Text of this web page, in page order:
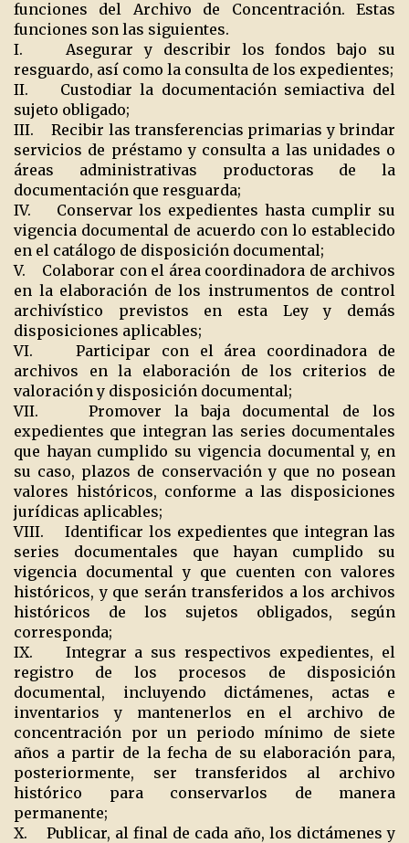
funciones del Archivo de Concentración. Estas
funciones son las siguientes.
I. Asegurar y describir los fondos bajo su
resguardo, así como la consulta de los expedientes;
II. Custodiar la documentación semiactiva del
sujeto obligado;
III. Recibir las transferencias primarias y brindar
servicios de préstamo y consulta a las unidades o
áreas administrativas productoras de la
documentación que resguarda;
IV. Conservar los expedientes hasta cumplir su
vigencia documental de acuerdo con lo establecido
en el catálogo de disposición documental;
V. Colaborar con el área coordinadora de archivos
en la elaboración de los instrumentos de control
archivístico previstos en esta Ley y demás
disposiciones aplicables;
VI. Participar con el área coordinadora de
archivos en la elaboración de los criterios de
valoración y disposición documental;
VII. Promover la baja documental de los
expedientes que integran las series documentales
que hayan cumplido su vigencia documental y, en
su caso, plazos de conservación y que no posean
valores históricos, conforme a las disposiciones
jurídicas aplicables;
VIII. Identificar los expedientes que integran las
series documentales que hayan cumplido su
vigencia documental y que cuenten con valores
históricos, y que serán transferidos a los archivos
históricos de los sujetos obligados, según
corresponda;
IX. Integrar a sus respectivos expedientes, el
registro de los procesos de disposición
documental, incluyendo dictámenes, actas e
inventarios y mantenerlos en el archivo de
concentración por un periodo mínimo de siete
años a partir de la fecha de su elaboración para,
posteriormente, ser transferidos al archivo
histórico para conservarlos de manera
permanente;
X. Publicar, al final de cada año, los dictámenes y